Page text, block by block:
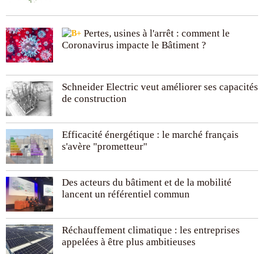
Pertes, usines à l'arrêt : comment le
Coronavirus impacte le Bâtiment ?
Schneider Electric veut améliorer ses capacités
de construction
Efficacité énergétique : le marché français
s'avère "prometteur"
Des acteurs du bâtiment et de la mobilité
lancent un référentiel commun
Réchauffement climatique : les entreprises
appelées à être plus ambitieuses